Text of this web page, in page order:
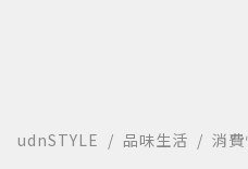
udnSTYLE 品味生活 消費